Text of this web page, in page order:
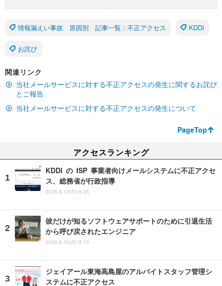
情報漏えい事故 原因別 記事一覧：不正アクセス KDDI
お詫び
関連リンク
当社メールサービスに対する不正アクセスの発生に関するお詫び
とご報告
当社メールサービスに対する不正アクセスの発生について
PageTop
アクセスランキング
KDDI の ISP 事業者向けメールシステムに不正アクセ
ス、総務省が行政指導
2026.8.10(月) 8:05
彼だけが知るソフトウェアサポートのために引退生活
から呼び戻されたエンジニア
2026.8.10(月) 8:10
ジェイアール東海高島屋のアルバイトスタッフ管理シ
ステムに不正アクセス